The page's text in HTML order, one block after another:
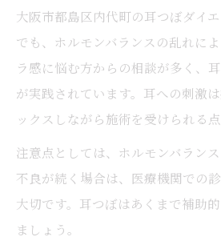
耳つぼで実感する気分と
耳つぼダイエットで体
耳つぼでリバウンドを防
大阪市都島区内代町の耳つぼダイ
でも、ホルモンバランスの乱れに
ラ感に悩む方からの相談が多く、
が実践されています。耳への刺激
ックスしながら施術を受けられる点
注意点としては、ホルモンバラン
不良が続く場合は、医療機関での
大切です。耳つぼはあくまで補助
ましょう。